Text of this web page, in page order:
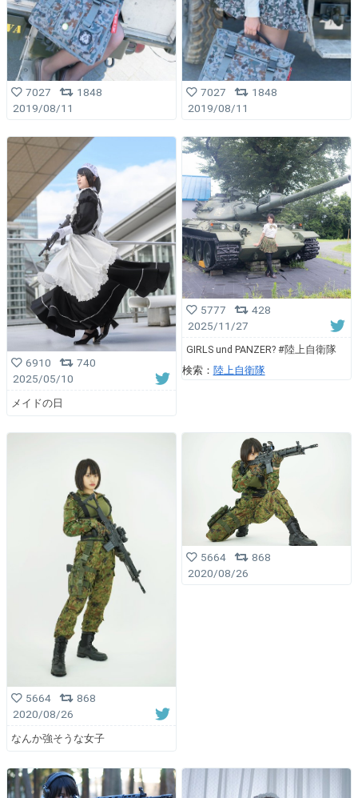
7027
1848
2019/08/11
7027
1848
2019/08/11
6910
740
2025/05/10
メイドの日
5777
428
2025/11/27
GIRLS und PANZER? #陸上自衛隊
検索： 陸上自衛隊
5664
868
2020/08/26
なんか強そうな女子
5664
868
2020/08/26